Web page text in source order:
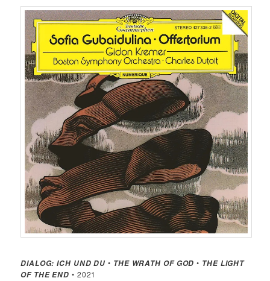
DIALOG: ICH UND DU • THE WRATH OF GOD • THE LIGHT
OF THE END • 2021